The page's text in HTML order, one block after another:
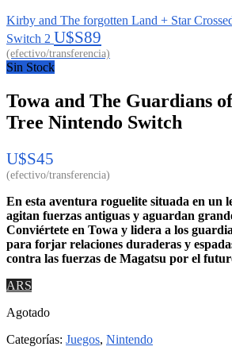
Kirby and The forgotten Land + Star
Switch 2 U$S89
Sin Stock
Towa and The Guardians
Tree Nintendo Switch
U$S45
En esta aventura roguelite situada en un
agitan fuerzas antiguas y aguardan
Conviértete en Towa y lidera a los
para forjar relaciones duraderas y
contra las fuerzas de Magatsu por el
ARS
Agotado
Categorías: Juegos, Nintendo